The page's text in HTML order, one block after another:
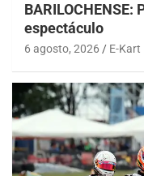
espectáculo
6 agosto, 2026 E-Kart